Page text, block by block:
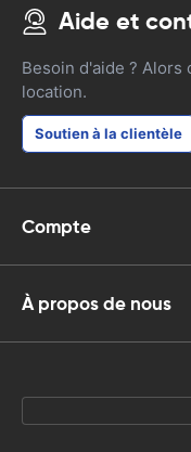
Aide et
Besoin d'aide ?
location.
Soutien à la clientèle
Compte
À propos de nous